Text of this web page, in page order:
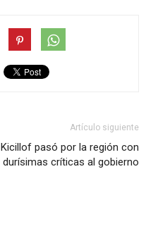
Artículo siguiente
Kicillof pasó por la región con
durísimas críticas al gobierno